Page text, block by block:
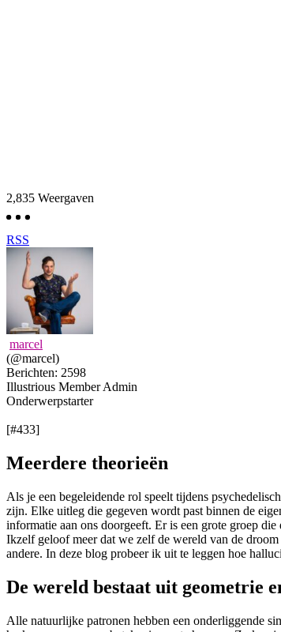
2,835 Weergaven
RSS
marcel
(@marcel)
Berichten: 2598
Illustrious Member Admin
Onderwerpstarter
[#433]
Meerdere theorieën
Als je een begeleidende rol speelt tijdens
zijn. Elke uitleg die gegeven wordt past binnen de
informatie aan ons doorgeeft. Er is een grote groep
Ikzelf geloof meer dat we zelf de wereld van de
andere. In deze blog probeer ik uit te leggen hoe
De wereld bestaat uit geometrie
Alle natuurlijke patronen hebben een onderliggende